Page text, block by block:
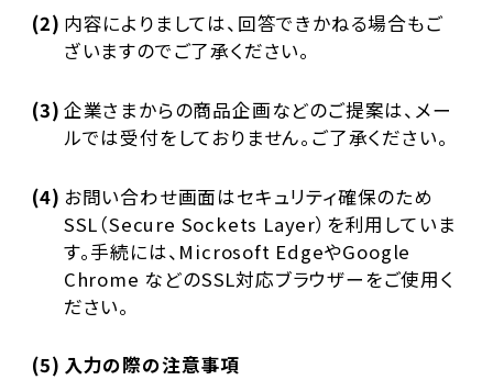
(2) 内容によりましては、回答できかねる場合もご
ざいますのでご了承ください。
(3) 企業さまからの商品企画などのご提案は、メー
ルでは受付をしておりません。ご了承ください。
(4) お問い合わせ画面はセキュリティ確保のため
SSL（Secure Sockets Layer）を利用していま
す。手続には、Microsoft EdgeやGoogle
Chrome などのSSL対応ブラウザーをご使用く
ださい。
(5) 入力の際の注意事項